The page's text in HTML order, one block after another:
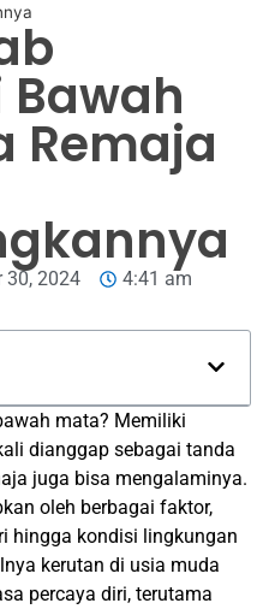
Remaja
30, 2024 4:41 am
mata? Memiliki
dianggap sebagai tanda
juga bisa mengalaminya.
oleh berbagai faktor,
hingga kondisi lingkungan
kerutan di usia muda
percaya diri, terutama